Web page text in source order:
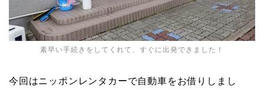
素早い手続きをしてくれて、すぐに出発できました！
今回はニッポンレンタカーで自動車をお借りしまし